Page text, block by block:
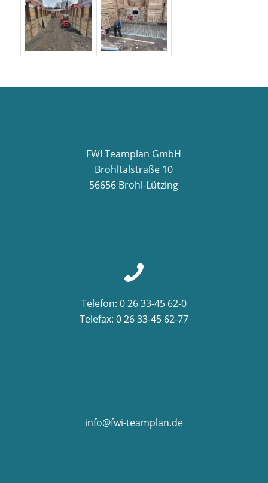
FWI Teamplan GmbH
Brohltalstraße 10
56656 Brohl-Lützing
Telefon: 0 26 33-45 62-0
Telefax: 0 26 33-45 62-77
info@fwi-teamplan.de